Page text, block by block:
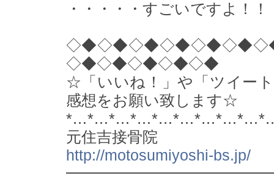
・・・・・すごいですよ！！
◇◆◇◆◇◆◇◆◇◆
☆「いいね！」や「ツイー
感想をお願い致します☆
元住吉接骨院
http://motosumiyoshi-bs.jp/